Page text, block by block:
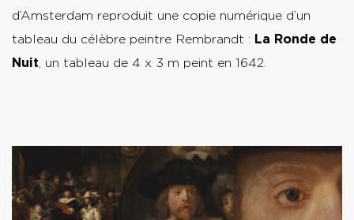
d’Amsterdam reproduit une copie numérique d’un
tableau du célèbre peintre Rembrandt : La Ronde de
Nuit, un tableau de 4 x 3 m peint en 1642.